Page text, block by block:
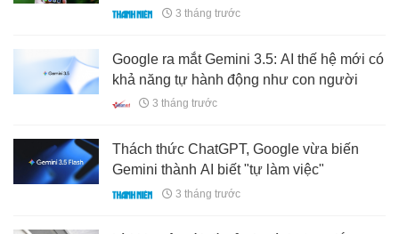
3 tháng trước
Google ra mắt Gemini 3.5: AI thế hệ mới có
khả năng tự hành động như con người
3 tháng trước
Thách thức ChatGPT, Google vừa biến
Gemini thành AI biết "tự làm việc"
3 tháng trước